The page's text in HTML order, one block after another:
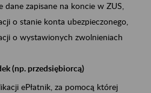
dane zapisane na koncie w ZUS,
o stanie konta ubezpieczonego,
o wystawionych zwolnieniach
(np. przedsiębiorcą)
ePłatnik, za pomocą której